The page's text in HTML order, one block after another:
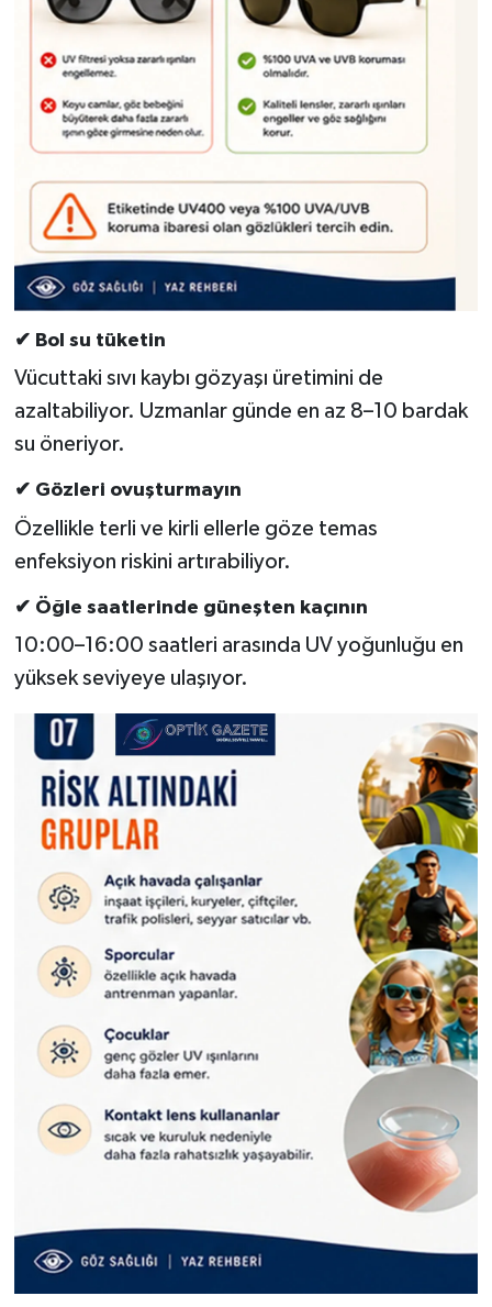
✔ Bol su tüketin
Vücuttaki sıvı kaybı gözyaşı üretimini de
azaltabiliyor. Uzmanlar günde en az 8–10 bardak
su öneriyor.
✔ Gözleri ovuşturmayın
Özellikle terli ve kirli ellerle göze temas
enfeksiyon riskini artırabiliyor.
✔ Öğle saatlerinde güneşten kaçının
10:00–16:00 saatleri arasında UV yoğunluğu en
yüksek seviyeye ulaşıyor.